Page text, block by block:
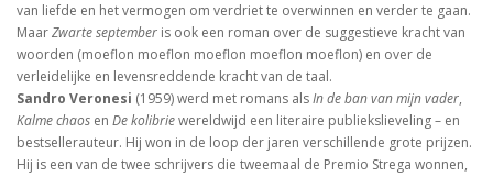
van liefde en het vermogen om verdriet te overwinnen en verder te gaan.
MaarZwarte september is ook een roman over de suggestieve kracht van
woorden (moeflon moeflon moeflon moeflon moeflon) en over de
verleidelijke en levensreddende kracht van de taal.
Sandro Veronesi (1959) werd met romans alsIn de ban van mijn vader,
Kalme chaos en De kolibriewereldwijd een literaire publiekslieveling – en
bestsellerauteur. Hij won in de loop der jaren verschillende grote prijzen.
Hij is een van de twee schrijvers die tweemaal de Premio Strega wonnen,